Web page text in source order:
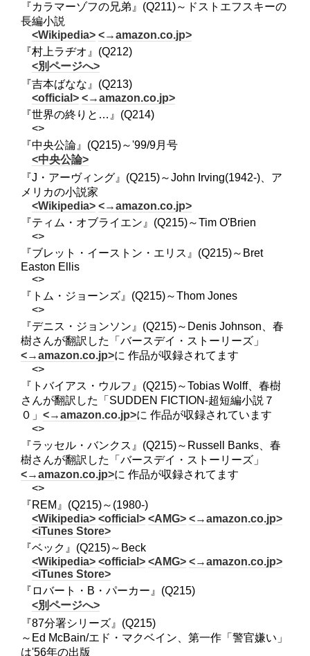
『カラマーゾフの兄弟』(Q211)～ドストエフスキーの
長編小説
<Wikipedia> <→amazon.co.jp>
『村上ラヂオ』(Q212)
<別ページへ>
『吉本ばなな』(Q213)
<official> <→amazon.co.jp>
『世界の終りと…』(Q214)
<>
『中央公論』(Q215)～'99/9月号
<中央公論>
『J・アーヴィング』(Q215)～John Irving(1942-)、ア
メリカの小説家
<Wikipedia> <→amazon.co.jp>
『ティム・オブライエン』(Q215)～Tim O'Brien
<>
『ブレット・イーストン・エリス』(Q215)～Bret
Easton Ellis
<>
『トム・ジョーンズ』(Q215)～Thom Jones
<>
『デニス・ジョンソン』(Q215)～Denis Johnson、春
樹さんが翻訳した「バースデイ・ストーリーズ」
<→amazon.co.jp>に 作品が収録されてます
<>
『トバイアス・ウルフ』(Q215)～Tobias Wolff、春樹
さんが翻訳した「SUDDEN FICTION-超短編小説７
０」 <→amazon.co.jp>に 作品が収録されています
<>
『ラッセル・バンクス』(Q215)～Russell Banks、春
樹さんが翻訳した「バースデイ・ストーリーズ」
<→amazon.co.jp>に 作品が収録されてます
<>
『REM』(Q215)～(1980-)
<Wikipedia> <official> <AMG> <→amazon.co.jp>
<iTunes Store>
『ベック』(Q215)～Beck
<Wikipedia> <official> <AMG> <→amazon.co.jp>
<iTunes Store>
『ロバート・B・パーカー』(Q215)
<別ページへ>
『87分署シリーズ』(Q215)
～Ed McBain/エド・マクベイン、第一作「警官嫌い」
は'56年の出版